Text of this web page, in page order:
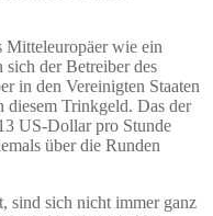
wie ein
der Betreiber des
in den Vereinigten Staaten
Trinkgeld. Das der
US-Dollar pro Stunde
über die Runden
sind sich nicht immer ganz